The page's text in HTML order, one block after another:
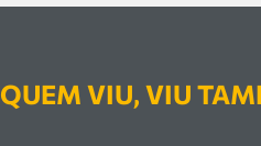
QUEM VIU, VIU